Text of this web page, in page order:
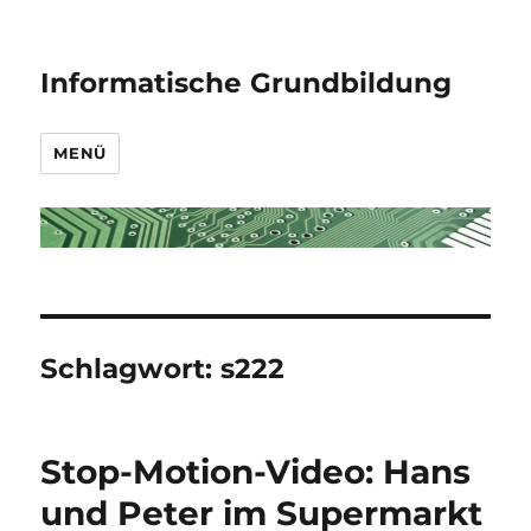
Informatische Grundbildung
MENÜ
Schlagwort:s222
Stop-Motion-Video: Hans
und Peter im Supermarkt